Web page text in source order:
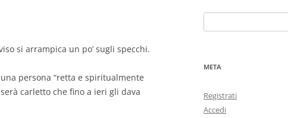
si arrampica un po’ sugli specchi.
persona “retta e spiritualmente
carletto che fino a ieri gli dava
per:
META
Registrati
Accedi